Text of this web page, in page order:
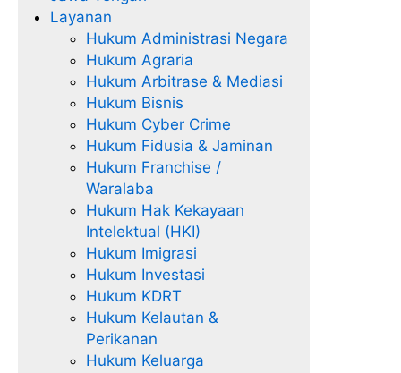
Layanan
Hukum Administrasi Negara
Hukum Agraria
Hukum Arbitrase & Mediasi
Hukum Bisnis
Hukum Cyber Crime
Hukum Fidusia & Jaminan
Hukum Franchise /
Waralaba
Hukum Hak Kekayaan
Intelektual (HKI)
Hukum Imigrasi
Hukum Investasi
Hukum KDRT
Hukum Kelautan &
Perikanan
Hukum Keluarga